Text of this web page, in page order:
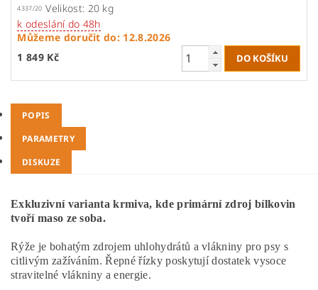
4337/20 Velikost: 20 kg
k odeslání do 48h
Můžeme doručit do: 12.8.2026
1 849 Kč
POPIS
PARAMETRY
DISKUZE
Exkluzivní varianta krmiva, kde primární zdroj bílkovin
tvoří maso ze soba.
Rýže je bohatým zdrojem uhlohydrátů a vlákniny pro psy s
citlivým zažíváním. Řepné řízky poskytují dostatek vysoce
stravitelné vlákniny a energie.